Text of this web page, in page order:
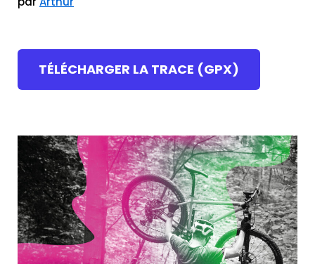
TÉLÉCHARGER LA TRACE (GPX)